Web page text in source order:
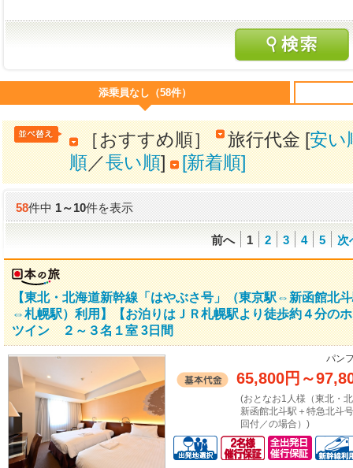
添乗員なし（58件）
［おすすめ順］ 旅行代金 [安い
順／長い順] [新着順]
58件中1～10件を表示
前へ 1 2 3 4 5 次
【東北・北海道新幹線「はやぶさ号」（東京駅⇔新函館北
⇔札幌駅）利用】【お泊りはＪＲ札幌駅より徒歩約４分の
ツイン ２～３名１室 3日間
パン
65,800円 ～
(おとなお1人様（東北・
新函館北斗駅＋特急北斗
回付／の場合）)